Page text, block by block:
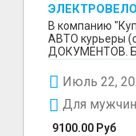
ВЕЛО, АВТО
ДОКУМЕНТОВ
В компанию
АВТО курьеры
ДОКУМЕНТОВ.
Июль 22,
9100.00 Руб
Для мужчин